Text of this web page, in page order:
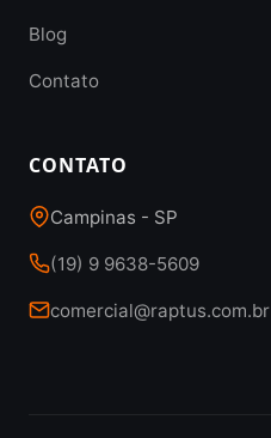
Blog
Contato
CONTATO
Campinas - SP
(19) 9 9638-5609
comercial@raptus.com.br